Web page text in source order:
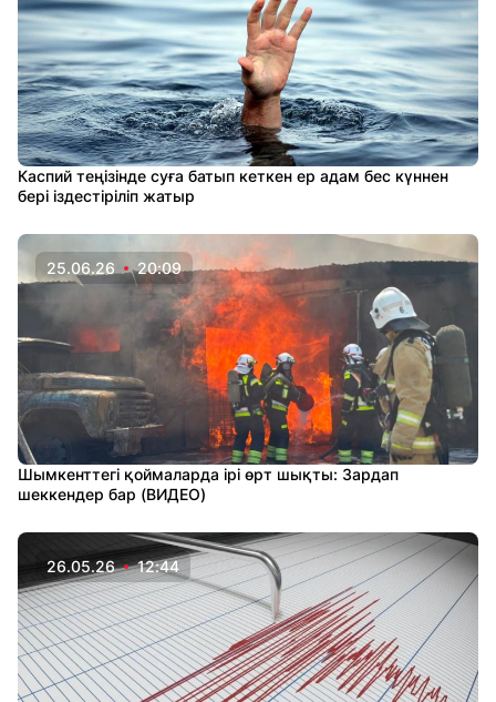
Каспий теңізінде суға батып кеткен ер адам бес күннен
бері іздестіріліп жатыр
25.06.26 20:09
Шымкенттегі қоймаларда ірі өрт шықты: Зардап
шеккендер бар (ВИДЕО)
26.05.26 12:44